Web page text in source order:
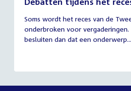
juli
2026
Soms wordt het reces van de
onderbroken voor vergaderingen.
besluiten dan dat een onderwerp...